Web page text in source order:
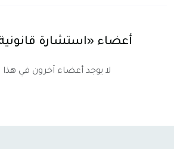
أعضاء «استشارة
لا يوجد أعضاء آخرون في